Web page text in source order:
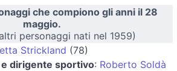
che compiono gli anni il 28
maggio.
personaggi nati nel 1959)
Strickland (78)
dirigente sportivo: Roberto Soldà